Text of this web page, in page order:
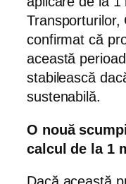
Transporturilor,
confirmat că
această
stabilească
sustenabilă.
O nouă
calcul de la 1